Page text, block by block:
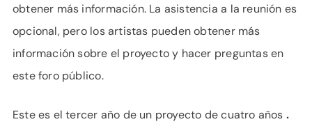
obtener más información. La asistencia a la reunión es
opcional, pero los artistas pueden obtener más
información sobre el proyecto y hacer preguntas en
este foro público.
Este es el tercer año de un proyecto de cuatro años .